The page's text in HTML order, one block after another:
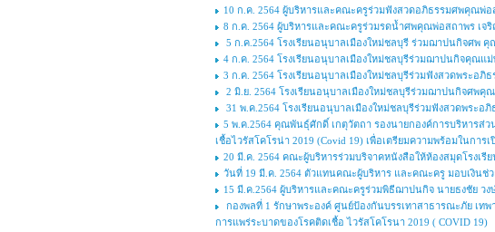
10 ก.ค. 2564 ผู้บริหารและคณะครูร่วมฟังสวดอภิธรรมศพคุณพ่อ
8 ก.ค. 2564 ผู้บริหารและคณะครูร่วมรดน้ำศพคุณพ่อสถาพร เจ
5 ก.ค.2564 โรงเรียนอนุบาลเมืองใหม่ชลบุรี ร่วมฌาปนกิจศ
4 ก.ค. 2564 โรงเรียนอนุบาลเมืองใหม่ชลบุรีร่วมฌาปนกิจคุณแม่
3 ก.ค. 2564 โรงเรียนอนุบาลเมืองใหม่ชลบุรีร่วมฟังสวดพระอภิ
2 มิ.ย. 2564 โรงเรียนอนุบาลเมืองใหม่ชลบุรีร่วมฌาปนกิจศ
31 พ.ค.2564 โรงเรียนอนุบาลเมืองใหม่ชลบุรีร่วมฟังสวดพ
5 พ.ค.2564 คุณพันธ์ุศักดิ์ เกตุวัตถา รองนายกองค์การบริหารส่
เชื้อไวรัสโคโรน่า 2019 (Covid 19) เพื่อเตรียมความพร้อมในการ
20 มี.ค. 2564 คณะผู้บริหารร่วมบริจาคหนังสือให้ห้องสมุดโรงเ
วันที่ 19 มี.ค. 2564 ตัวแทนคณะผู้บริหาร และคณะครู มอบเงินช่
15 มี.ค.2564 ผู้บริหารและคณะครูร่วมพิธีฌาปนกิจ นายธงชัย ว
กองพลที่ 1 รักษาพระองค์ ศูนย์ป้องกันบรรเทาสาธารณะภัย เท
การแพร่ระบาดของโรคติดเชื้อ ไวรัสโคโรนา 2019 ( COVID 19)